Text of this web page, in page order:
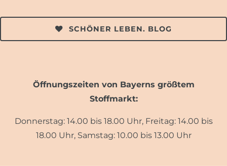
SCHÖNER LEBEN. BLOG
Öffnungszeiten von Bayerns größtem
Stoffmarkt:
Donnerstag: 14.00 bis 18.00 Uhr, Freitag: 14.00 bis
18.00 Uhr, Samstag: 10.00 bis 13.00 Uhr